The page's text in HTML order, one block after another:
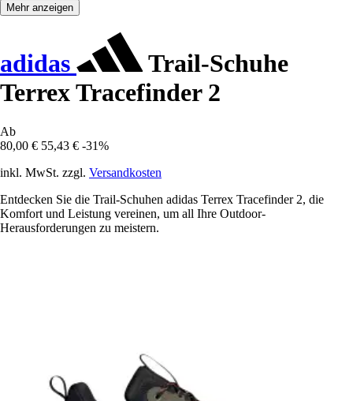
Mehr anzeigen
adidas
Trail-Schuhe
Terrex Tracefinder 2
Ab
80,00 € 55,43 € -31%
inkl. MwSt. zzgl. Versandkosten
Entdecken Sie die Trail-Schuhen adidas Terrex Tracefinder 2, die
Komfort und Leistung vereinen, um all Ihre Outdoor-
Herausforderungen zu meistern.